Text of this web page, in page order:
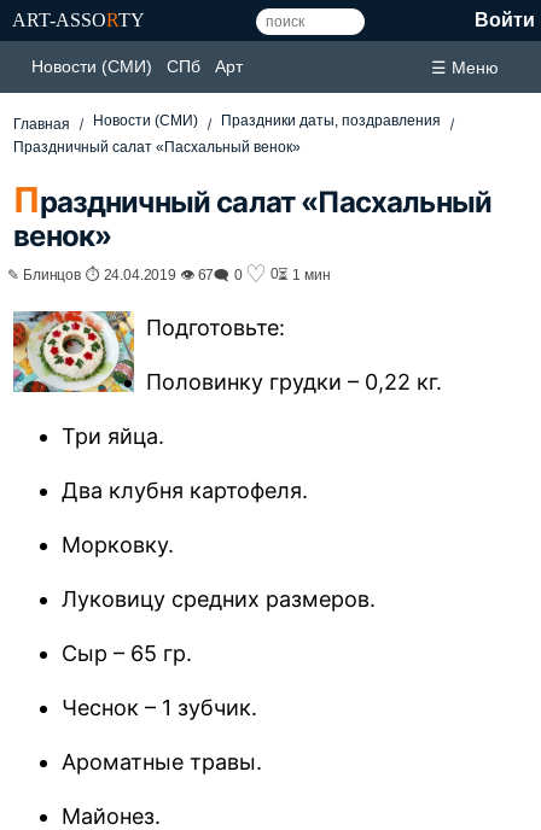
ART-ASSORTY Войти
Новости (СМИ) СПб Арт ☰ Меню
Главная Новости (СМИ)
Праздники даты, поздравления
Праздничный салат «Пасхальный венок»
Праздничный салат «Пасхальный
венок»
✎ Блинцов ⏱ 24.04.2019 👁 67🗨 0 ♡ 0⏳ 1 мин
Подготовьте:
Половинку грудки – 0,22 кг.
Три яйца.
Два клубня картофеля.
Морковку.
Луковицу средних размеров.
Сыр – 65 гр.
Чеснок – 1 зубчик.
Ароматные травы.
Майонез.